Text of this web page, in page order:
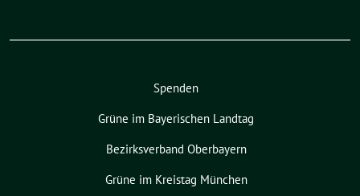
Spenden
Grüne im Bayerischen Landtag
Bezirksverband Oberbayern
Grüne im Kreistag München